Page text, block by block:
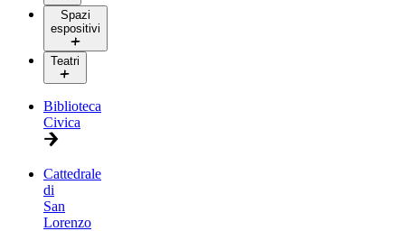
Spazi
espositivi
Teatri
Biblioteca
Civica
Cattedrale
di
San
Lorenzo